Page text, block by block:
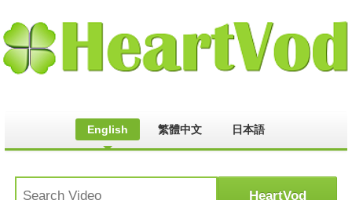
English 繁體中文 日本語